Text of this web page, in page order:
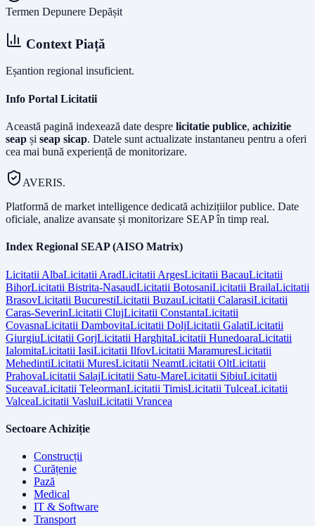
Termen Depunere Depășit
Context Piață
Eșantion regional insuficient.
Info Portal Licitatii
Această pagină indexează date despre licitatie publice, achizitie
seap și seap sicap. Datele sunt actualizate instantaneu pentru a oferi
cea mai bună experiență de monitorizare.
AVERIS.
Platformă de market intelligence dedicată achizițiilor publice. Date
oficiale, analize avansate și monitorizare SEAP în timp real.
Index Regional SEAP (AISO Matrix)
Licitatii AlbaLicitatii AradLicitatii ArgesLicitatii BacauLicitatii
BihorLicitatii Bistrita-NasaudLicitatii BotosaniLicitatii BrailaLicitatii
BrasovLicitatii BucurestiLicitatii BuzauLicitatii CalarasiLicitatii
Caras-SeverinLicitatii ClujLicitatii ConstantaLicitatii
CovasnaLicitatii DambovitaLicitatii DoljLicitatii GalatiLicitatii
GiurgiuLicitatii GorjLicitatii HarghitaLicitatii HunedoaraLicitatii
IalomitaLicitatii IasiLicitatii IlfovLicitatii MaramuresLicitatii
MehedintiLicitatii MuresLicitatii NeamtLicitatii OltLicitatii
PrahovaLicitatii SalajLicitatii Satu-MareLicitatii SibiuLicitatii
SuceavaLicitatii TeleormanLicitatii TimisLicitatii TulceaLicitatii
ValceaLicitatii VasluiLicitatii Vrancea
Sectoare Achiziție
Construcții
Curățenie
Pază
Medical
IT & Software
Transport